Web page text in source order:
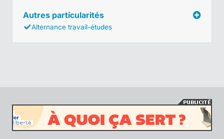
Autres particularités
Alternance travail-études